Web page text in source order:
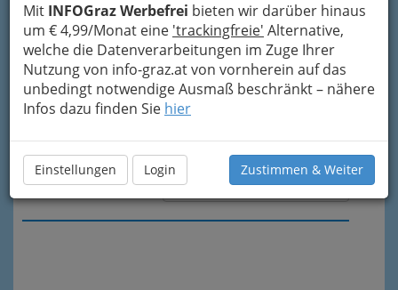
Mit INFOGraz Werbefrei bieten wir darüber hinaus
um € 4,99/Monat eine 'trackingfreie' Alternative,
welche die Datenverarbeitungen im Zuge Ihrer
Nutzung von info-graz.at von vornherein auf das
unbedingt notwendige Ausmaß beschränkt – nähere
Infos dazu finden Sie hier
Einstellungen Login Zustimmen & Weiter
Meine Nachricht senden